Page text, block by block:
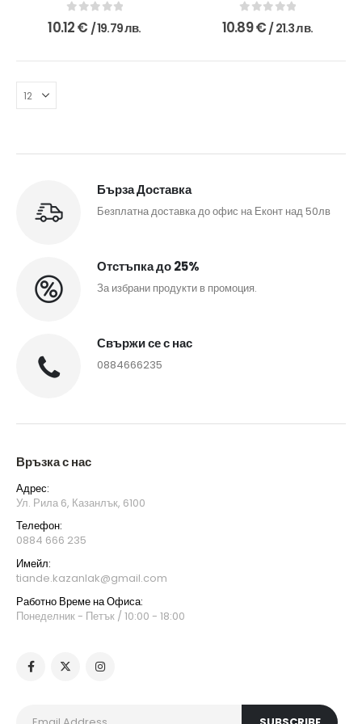
0out of 5
10.12€ / 19.79 лв. 0out of 5
10.89€ / 21.3 лв.
Бърза Доставка
Безплатна доставка до офис на Еконт над 50лв
Отстъпка до 25%
За избрани продукти в промоция.
Свържи се с нас
0884666235
Връзка с нас
Адрес:
Ул. Рила 6, Казанлък, 6100
Телефон:
0884 666 235
Имейл:
tiande.kazanlak@gmail.com
Работно Време на Офиса:
Понеделник - Петък / 10:00 - 18:00